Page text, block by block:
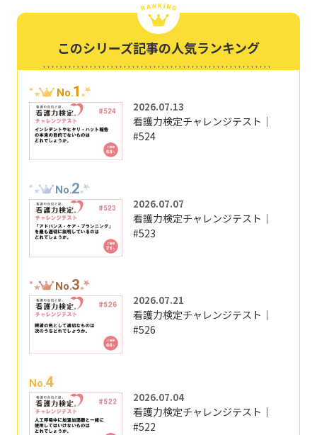
このシリーズ記事の人気ランキング
No.1
2026.07.13
看護力検定チャレンジテスト｜
#524
No.2
2026.07.07
看護力検定チャレンジテスト｜
#523
No.3
2026.07.21
看護力検定チャレンジテスト｜
#526
No.4
2026.07.04
看護力検定チャレンジテスト｜
#522